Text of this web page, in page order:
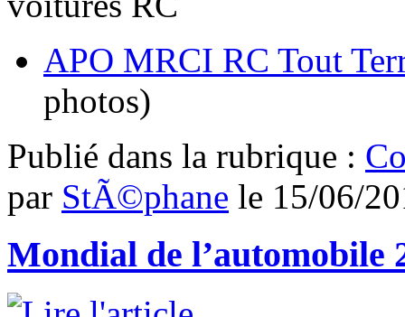
APO MRCI RC Tout
photos)
Publié dans la rubrique :
par StÃ©phane le 15/06/
Mondial de l’automobile